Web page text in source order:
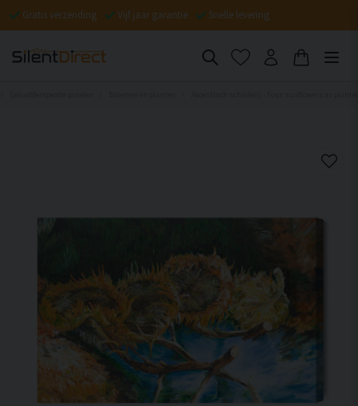
Gratis verzending Vijf jaar garantie Snelle levering